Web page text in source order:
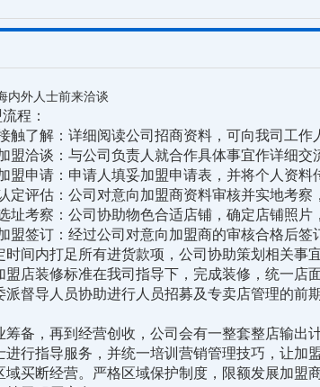
内外人士前来洽谈
程：
了解：详细阅读公司招商资料，可向我司工作
洽谈：与公司负责人就合作具体事宜作详细交
申请：申请人填妥加盟申请表，并将个人资料
评估：公司对意向加盟商资料审核并实地考察
考察：公司协助物色合适店铺，确定店铺照片
签订：经过公司对意向加盟商的审核合格后签
内打足所有进货款项，公司协助策划相关事
装修标准在我司指导下，完成装修，统一店
导人员协助进行人员招募及专卖店管理的前
，再到经营创收，公司会有一整套整店输出计
指导服务，并统一培训营销管理技巧，让加盟
断经营。严格区域保护制度，限额发展加盟商